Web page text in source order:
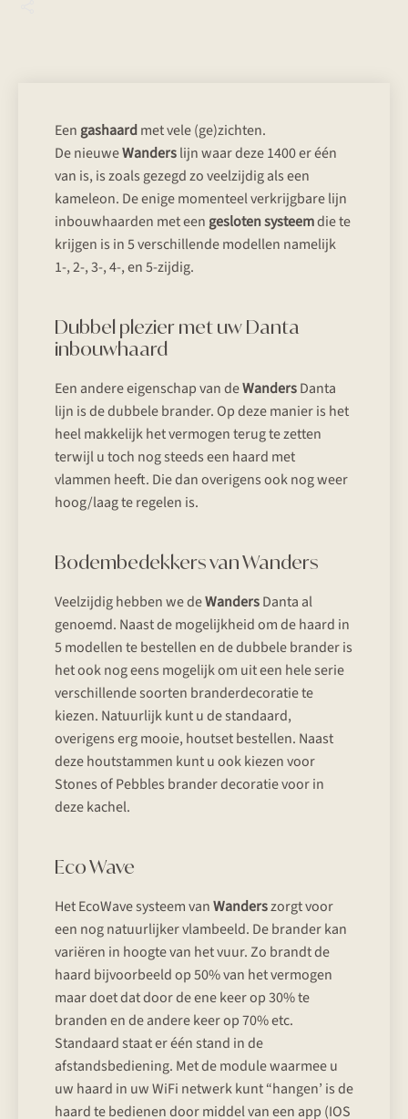
Een gashaardmet vele (ge)zichten.
De nieuweWanderslijn waar deze 1400 er één
van is, is zoals gezegd zo veelzijdig als een
kameleon. De enige momenteel verkrijgbare lijn
inbouwhaarden met een gesloten systeemdie te
krijgen is in 5 verschillende modellen namelijk
1-, 2-, 3-, 4-, en 5-zijdig.
Dubbel plezier met uw Danta
inbouwhaard
Een andere eigenschap van deWandersDanta
lijn is de dubbele brander. Op deze manier is het
heel makkelijk het vermogen terug te zetten
terwijl u toch nog steeds een haard met
vlammen heeft. Die dan overigens ook nog weer
hoog/laag te regelen is.
Bodembedekkers van Wanders
Veelzijdig hebben we deWandersDanta al
genoemd. Naast de mogelijkheid om de haard in
5 modellen te bestellen en de dubbele brander is
het ook nog eens mogelijk om uit een hele serie
verschillende soorten branderdecoratie te
kiezen. Natuurlijk kunt u de standaard,
overigens erg mooie, houtset bestellen. Naast
deze houtstammen kunt u ook kiezen voor
Stones of Pebbles brander decoratie voor in
deze kachel.
Eco Wave
Het EcoWave systeem vanWanderszorgt voor
een nog natuurlijker vlambeeld. De brander kan
variëren in hoogte van het vuur. Zo brandt de
haard bijvoorbeeld op 50% van het vermogen
maar doet dat door de ene keer op 30% te
branden en de andere keer op 70% etc.
Standaard staat er één stand in de
afstandsbediening. Met de module waarmee u
uw haard in uw WiFi netwerk kunt “hangen’ is de
haard te bedienen door middel van een app (IOS